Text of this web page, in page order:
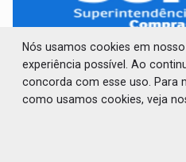
CONCORRÊNCIA Nº
07
Nós usamos cookies em
experiência possível. Ao
concorda com esse uso. Para
como usamos cookies, veja